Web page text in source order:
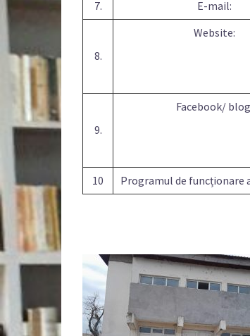
7. E-mail:
8.
Website:
9.
Facebook/
10 Programul de funcționare